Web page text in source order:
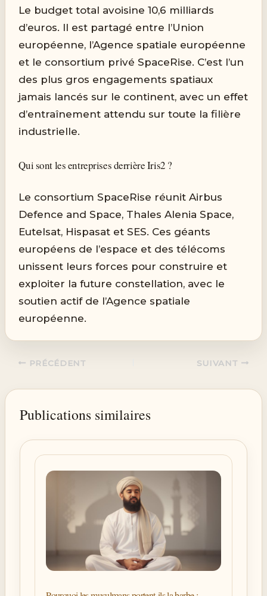
Le budget total avoisine 10,6 milliards
d’euros. Il est partagé entre l’Union
européenne, l’Agence spatiale européenne
et le consortium privé SpaceRise. C’est l’un
des plus gros engagements spatiaux
jamais lancés sur le continent, avec un effet
d’entraînement attendu sur toute la filière
industrielle.
Qui sont les entreprises derrière Iris2 ?
Le consortium SpaceRise réunit Airbus
Defence and Space, Thales Alenia Space,
Eutelsat, Hispasat et SES. Ces géants
européens de l’espace et des télécoms
unissent leurs forces pour construire et
exploiter la future constellation, avec le
soutien actif de l’Agence spatiale
européenne.
PRÉCÉDENT SUIVANT
Publications similaires